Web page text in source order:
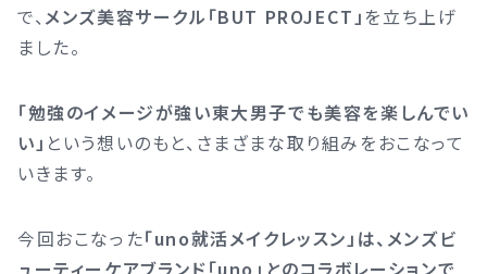
で、 メンズ美容サークル「BUT PROJECT」 を立ち上げ
ました。
「勉強のイメージが強い東大男子でも美容を楽しんでい
い」 という想いのもと、さまざまな取り組みをおこなって
いきます。
今回おこなった「uno就活メイクレッスン」は、メンズビ
ューティーケアブランド「uno」とのコラボレーションで